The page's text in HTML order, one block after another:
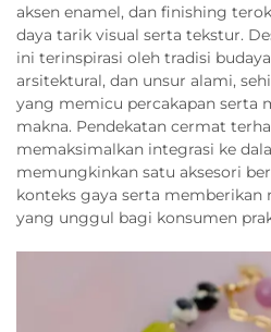
aksen enamel, dan finishing
daya tarik visual serta tekstur.
ini terinspirasi oleh tradisi
arsitektural, dan unsur alami,
yang memicu percakapan serta
makna. Pendekatan cermat
memaksimalkan integrasi ke
memungkinkan satu aksesori
konteks gaya serta memberikan
yang unggul bagi konsumen